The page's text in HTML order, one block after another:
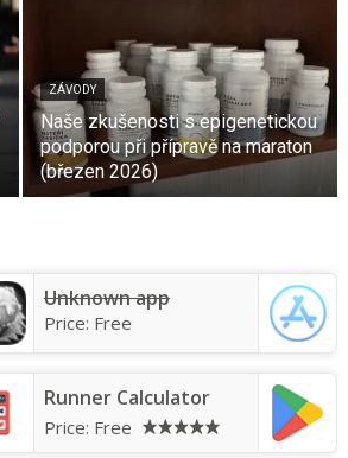
ZÁVODY
Naše zkušenosti s epigenetickou
podporou při přípravě na maraton
(březen 2026)
Unknown app
Price: Free
Runner Calculator
Price: Free